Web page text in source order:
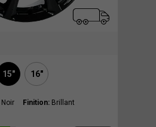
15" 16"
Noir Finition: Brillant